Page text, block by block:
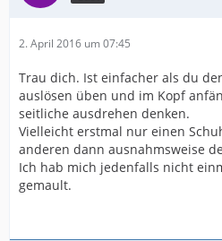
2. April 2016 um 07:45
Trau dich. Ist einfacher als du
auslösen üben und im Kopf
seitliche ausdrehen denken.
Vielleicht erstmal nur einen
anderen dann ausnahmsweise
Ich hab mich jedenfalls nicht
gemault.